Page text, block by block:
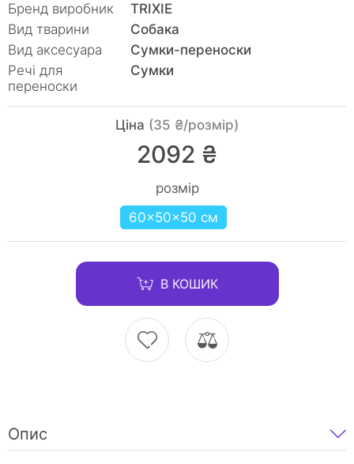
Бренд виробник
TRIXIE
Вид тварини
Собака
Вид аксесуара
Сумки-переноски
Речі для
переноски
Сумки
Ціна (35 ₴/розмір)
2092 ₴
розмір
60×50×50 см
В КОШИК
Опис